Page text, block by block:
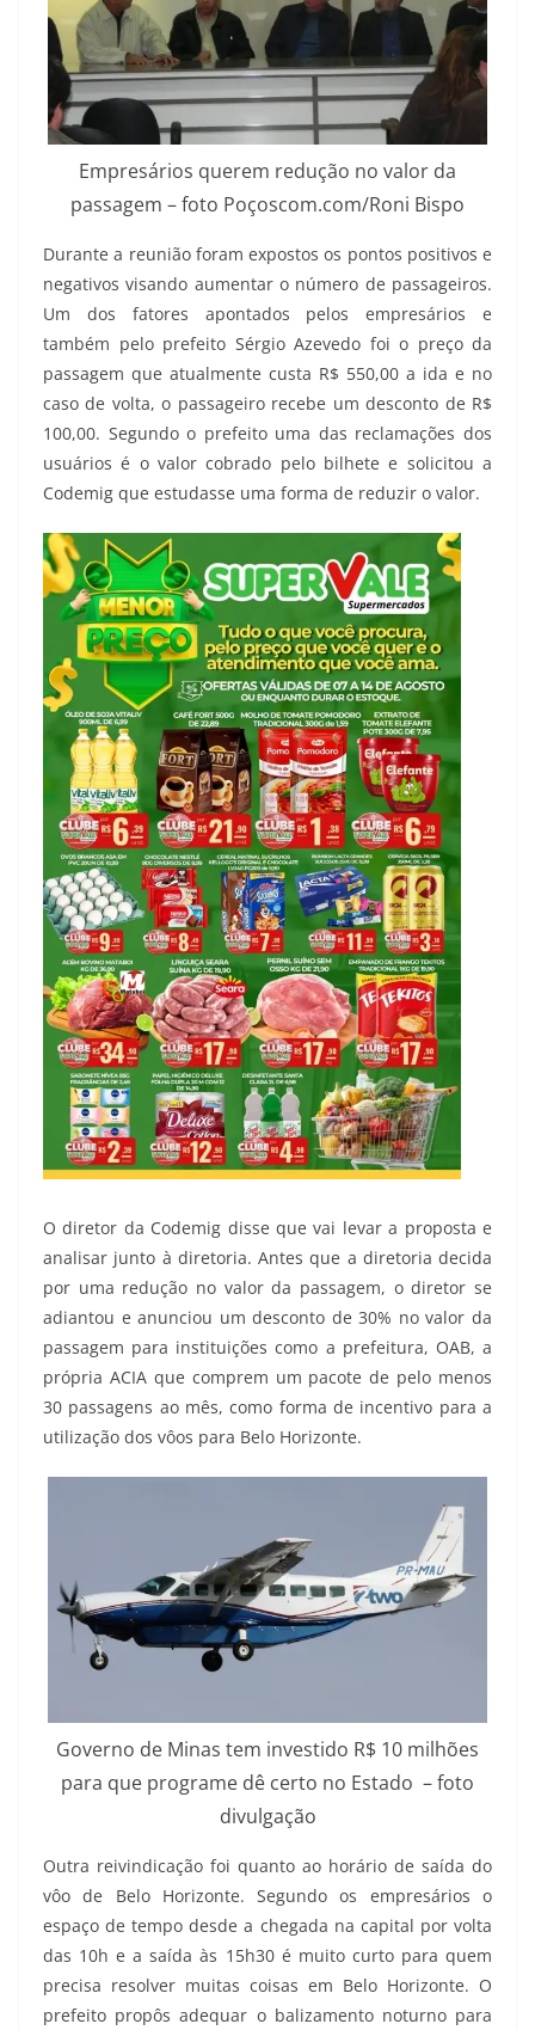
Empresários querem redução no valor da
passagem – foto Poçoscom.com/Roni Bispo
Durante a reunião foram expostos os pontos positivos e
negativos visando aumentar o número de passageiros.
Um dos fatores apontados pelos empresários e
também pelo prefeito Sérgio Azevedo foi o preço da
passagem que atualmente custa R$ 550,00 a ida e no
caso de volta, o passageiro recebe um desconto de R$
100,00. Segundo o prefeito uma das reclamações dos
usuários é o valor cobrado pelo bilhete e solicitou a
Codemig que estudasse uma forma de reduzir o valor.
O diretor da Codemig disse que vai levar a proposta e
analisar junto à diretoria. Antes que a diretoria decida
por uma redução no valor da passagem, o diretor se
adiantou e anunciou um desconto de 30% no valor da
passagem para instituições como a prefeitura, OAB, a
própria ACIA que comprem um pacote de pelo menos
30 passagens ao mês, como forma de incentivo para a
utilização dos vôos para Belo Horizonte.
Governo de Minas tem investido R$ 10 milhões
para que programe dê certo no Estado – foto
divulgação
Outra reivindicação foi quanto ao horário de saída do
vôo de Belo Horizonte. Segundo os empresários o
espaço de tempo desde a chegada na capital por volta
das 10h e a saída às 15h30 é muito curto para quem
precisa resolver muitas coisas em Belo Horizonte. O
prefeito propôs adequar o balizamento noturno para